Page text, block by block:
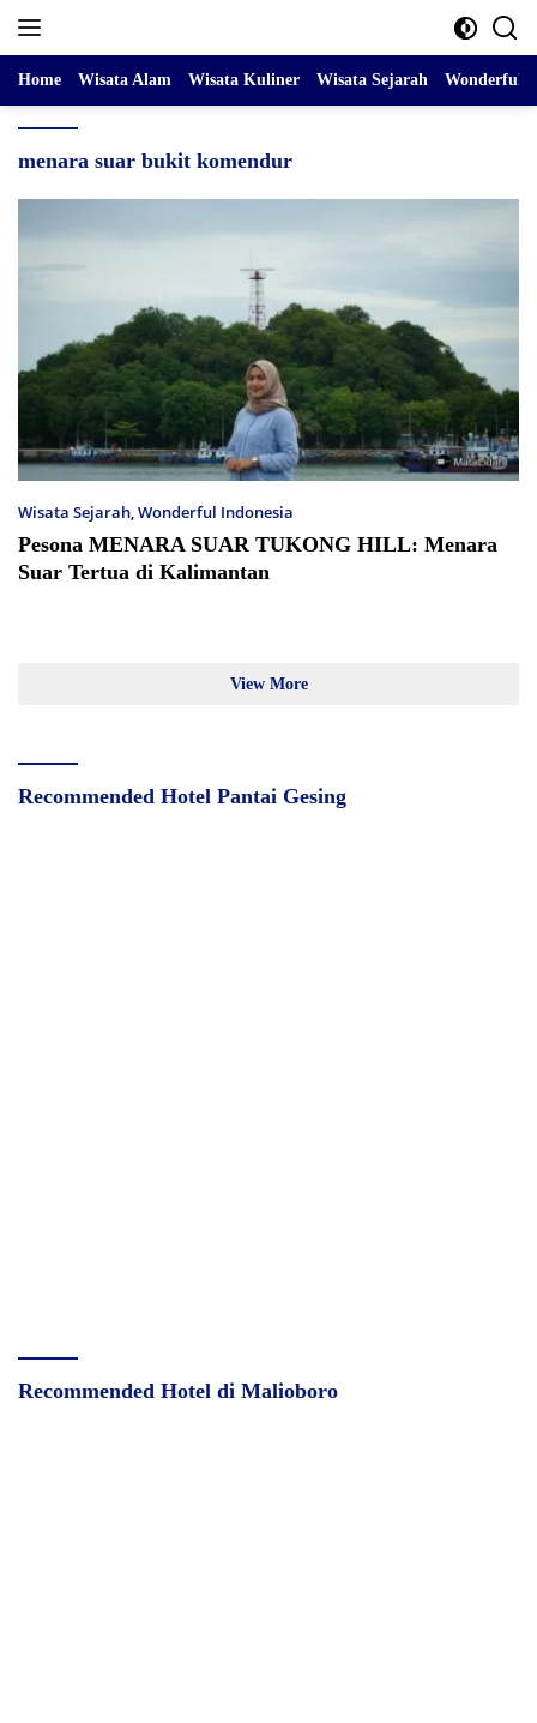
Home Wisata Alam Wisata Kuliner Wisata Sejarah Wonderful
menara suar bukit komendur
Wisata Sejarah,Wonderful Indonesia
Pesona MENARA SUAR TUKONG HILL: Menara
Suar Tertua di Kalimantan
View More
Recommended Hotel Pantai Gesing
Recommended Hotel di Malioboro